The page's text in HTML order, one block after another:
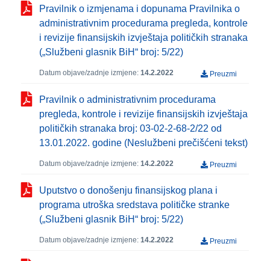
Pravilnik o izmjenama i dopunama Pravilnika o
administrativnim procedurama pregleda, kontrole
i revizije finansijskih izvještaja političkih stranaka
(„Službeni glasnik BiH“ broj: 5/22)
Datum objave/zadnje izmjene: 14.2.2022 Preuzmi
Pravilnik o administrativnim procedurama
pregleda, kontrole i revizije finansijskih izvještaja
političkih stranaka broj: 03-02-2-68-2/22 od
13.01.2022. godine (Neslužbeni prečišćeni tekst)
Datum objave/zadnje izmjene: 14.2.2022 Preuzmi
Uputstvo o donošenju finansijskog plana i
programa utroška sredstava političke stranke
(„Službeni glasnik BiH“ broj: 5/22)
Datum objave/zadnje izmjene: 14.2.2022 Preuzmi